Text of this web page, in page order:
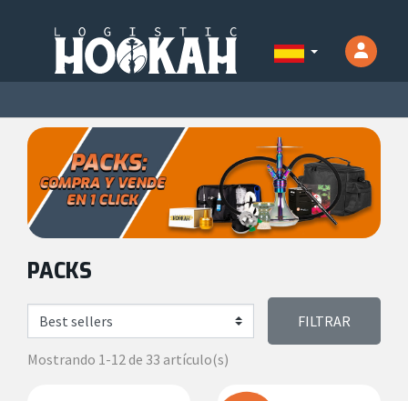
PACKS
FILTRAR
Mostrando 1-12 de 33 artículo(s)